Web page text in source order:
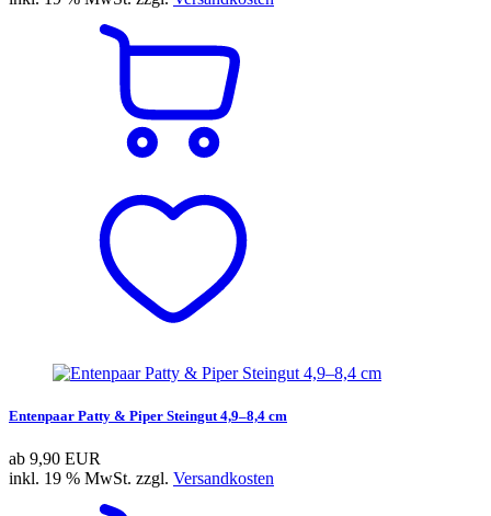
Entenpaar Patty & Piper Steingut 4,9–8,4 cm
ab 9,90 EUR
inkl. 19 % MwSt. zzgl. Versandkosten